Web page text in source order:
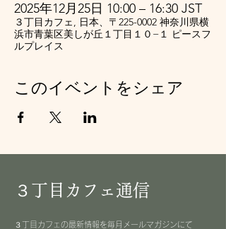
2025年12月25日 10:00 – 16:30 JST
３丁目カフェ, 日本、〒225-0002 神奈川県横
浜市青葉区美しが丘１丁目１０−１ ピースフ
ルプレイス
このイベントをシェア
３丁目カフェ通信
３丁目カフェの最新情報を毎月メールマガジンにて